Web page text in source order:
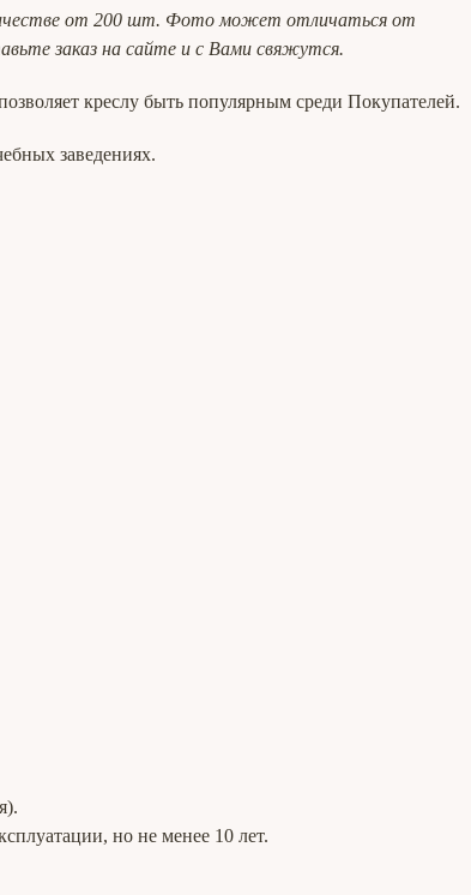
от 200 шт. Фото может отличаться от
заказ на сайте и с Вами свяжутся.
креслу быть популярным среди Покупателей.
заведениях.
но не менее 10 лет.